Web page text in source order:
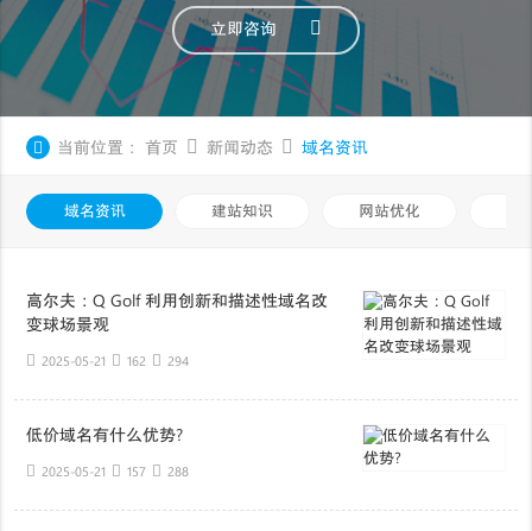
立即咨询
当前位置： 首页 新闻动态 域名资讯
域名资讯 建站知识 网站优化
高尔夫：Q Golf 利用创新和描述性域名改
变球场景观
2025-05-21 162 294
低价域名有什么优势?
2025-05-21 157 288